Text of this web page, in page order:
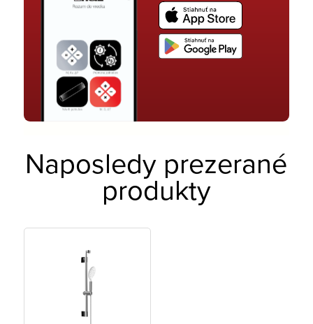
Naposledy prezerané
produkty